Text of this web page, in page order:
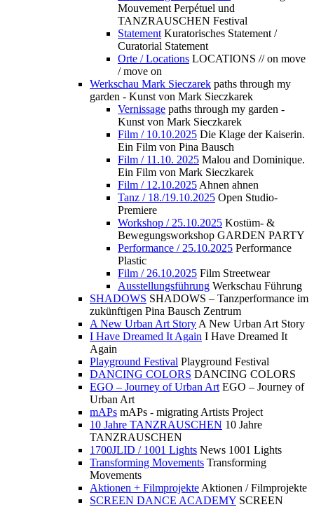
Mouvement Perpétuel und
TANZRAUSCHEN Festival
Statement Kuratorisches Statement /
Curatorial Statement
Orte / Locations LOCATIONS // on move
/ move on
Werkschau Mark Sieczarek paths through my
garden - Kunst von Mark Sieczkarek
Vernissage paths through my garden -
Kunst von Mark Sieczkarek
Film / 10.10.2025 Die Klage der Kaiserin.
Ein Film von Pina Bausch
Film / 11.10. 2025 Malou and Dominique.
Ein Film von Mark Sieczkarek
Film / 12.10.2025 Ahnen ahnen
Tanz / 18./19.10.2025 Open Studio-
Premiere
Workshop / 25.10.2025 Kostüm- &
Bewegungsworkshop GARDEN PARTY
Performance / 25.10.2025 Performance
Plastic
Film / 26.10.2025 Film Streetwear
Ausstellungsführung Werkschau Führung
SHADOWS SHADOWS – Tanzperformance im
zukünftigen Pina Bausch Zentrum
A New Urban Art Story A New Urban Art Story
I Have Dreamed It Again I Have Dreamed It
Again
Playground Festival Playground Festival
DANCING COLORS DANCING COLORS
EGO – Journey of Urban Art EGO – Journey of
Urban Art
mAPs mAPs - migrating Artists Project
10 Jahre TANZRAUSCHEN 10 Jahre
TANZRAUSCHEN
1700JLID / 1001 Lights News 1001 Lights
Transforming Movements Transforming
Movements
Aktionen + Filmprojekte Aktionen / Filmprojekte
SCREEN DANCE ACADEMY SCREEN